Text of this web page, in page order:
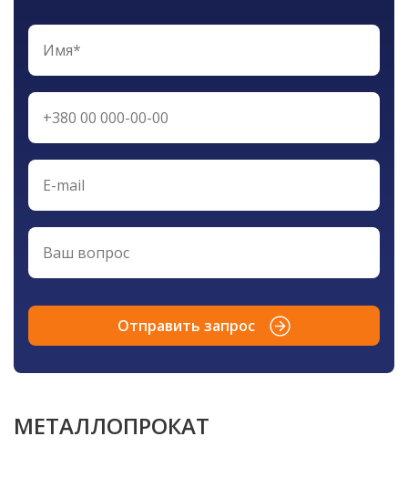
Отправить запрос
МЕТАЛЛОПРОКАТ